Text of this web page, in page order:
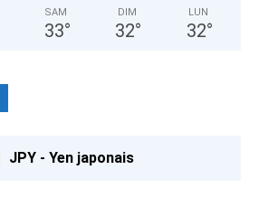
SAM
33°
DIM
32°
LUN
32°
JPY - Yen japonais